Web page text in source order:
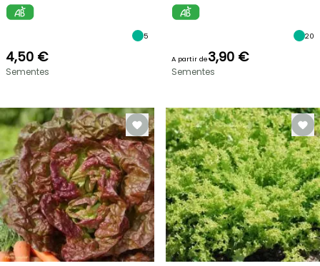
5
4,50 €
Sementes
20
A partir de3,90 €
Sementes